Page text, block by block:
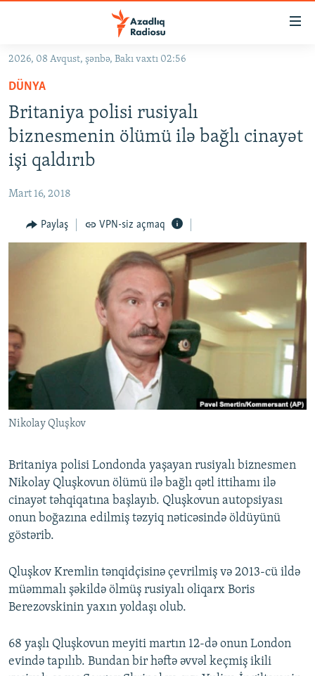
Əsas
qayıt
Əsas
naviqasiyaya
qayıt
Axtarışa
KORRUPSIOMETR
#ƏSLINDƏ
QANUNI DOĞRU
ARAŞDIRMA
KARIKATURA
AZƏRBAYCAN ƏDƏBIYYATI KITABXANASI
İSLAM VƏ DEMOKRATIYA
İZ - MƏDƏNIYYƏT PROQRAMI
PEŞƏ ETIKASI VƏ JURNALISTIKA STANDARTLARIMIZ
MATERIALLARIMIZDAN ISTIFADƏ
AZADLIQRADIOSU MOBIL TELEFONUNUZDA
BIZIMLƏ ƏLAQƏ
BIZI IZLƏ
RFE/RL-in bütün saytları
2026, 08 Avqust, şənbə, Bakı vaxtı 02:56
DÜNYA
Britaniya polisi rusiyalı
biznesmenin ölümü ilə bağlı cinayət
işi qaldırıb
Mart 16, 2018
Paylaş VPN-siz açmaq
Nikolay Qluşkov
Britaniya polisi Londonda yaşayan rusiyalı biznesmen
Nikolay Qluşkovun ölümü ilə bağlı qətl ittihamı ilə
cinayət təhqiqatına başlayıb. Qluşkovun autopsiyası
onun boğazına edilmiş təzyiq nəticəsində öldüyünü
göstərib.
Qluşkov Kremlin tənqidçisinə çevrilmiş və 2013-cü ildə
müəmmalı şəkildə ölmüş rusiyalı oliqarx Boris
Berezovskinin yaxın yoldaşı olub.
68 yaşlı Qluşkovun meyiti martın 12-də onun London
evində tapılıb. Bundan bir həftə əvvəl keçmiş ikili